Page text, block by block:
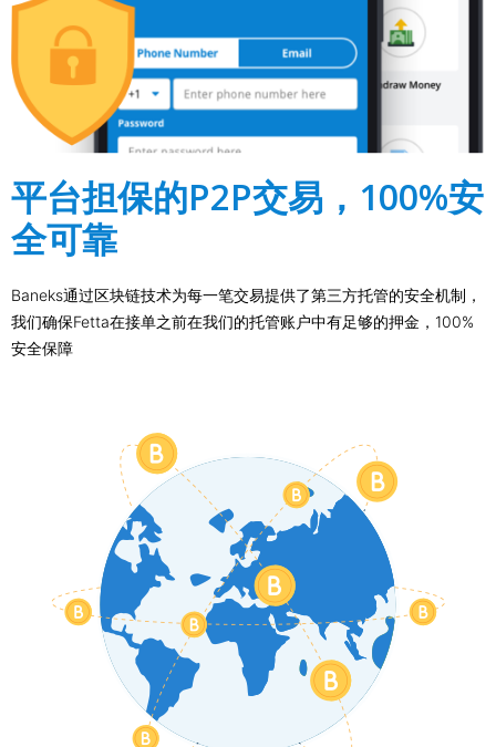
平台担保的P2P交易，100%安
全可靠
Baneks通过区块链技术为每一笔交易提供了第三方托管的安全机制，
我们确保Fetta在接单之前在我们的托管账户中有足够的押金，100%
安全保障